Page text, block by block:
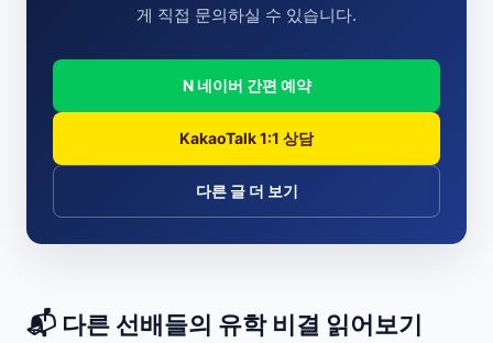
게 직접 문의하실 수 있습니다.
N 네이버 간편 예약
KakaoTalk 1:1 상담
다른 글 더 보기
📬 다른 선배들의 유학 비결 읽어보기